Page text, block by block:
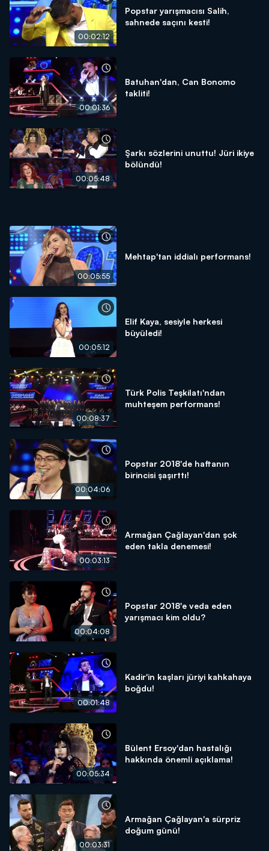
00:02:12
Popstar yarışmacısı Salih,
sahnede saçını kesti!
00:01:36
Batuhan'dan, Can Bonomo
takliti!
00:05:48
Şarkı sözlerini unuttu! Jüri ikiye
bölündü!
00:05:55
Mehtap'tan iddialı performans!
00:05:12
Elif Kaya, sesiyle herkesi
büyüledi!
00:08:37
Türk Polis Teşkilatı'ndan
muhteşem performans!
00:04:06
Popstar 2018'de haftanın
birincisi şaşırttı!
00:03:13
Armağan Çağlayan'dan şok
eden takla denemesi!
00:04:08
Popstar 2018'e veda eden
yarışmacı kim oldu?
00:01:48
Kadir'in kaşları jüriyi kahkahaya
boğdu!
00:05:34
Bülent Ersoy'dan hastalığı
hakkında önemli açıklama!
00:03:31
Armağan Çağlayan'a sürpriz
doğum günü!